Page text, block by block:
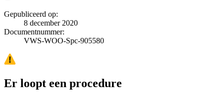
Gepubliceerd op:
8 december 2020
Documentnummer:
VWS-WOO-Spc-905580
Er loopt een procedure